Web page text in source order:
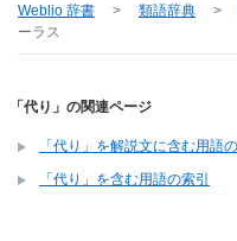
Weblio 辞書 > 類語辞典 >
ーラス
「代り」の関連ページ
「代り」を解説文に含む用語
「代り」を含む用語の索引